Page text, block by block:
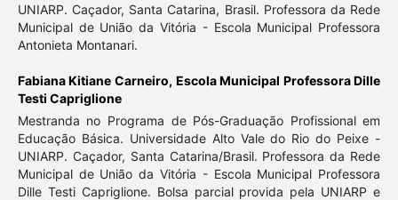
UNIARP. Caçador, Santa Catarina, Brasil. Professora da Rede
Municipal de União da Vitória - Escola Municipal Professora
Antonieta Montanari.
Fabiana Kitiane Carneiro, Escola Municipal Professora Dille
Testi Capriglione
Mestranda no Programa de Pós-Graduação Profissional em
Educação Básica. Universidade Alto Vale do Rio do Peixe -
UNIARP. Caçador, Santa Catarina/Brasil. Professora da Rede
Municipal de União da Vitória - Escola Municipal Professora
Dille Testi Capriglione. Bolsa parcial provida pela UNIARP e